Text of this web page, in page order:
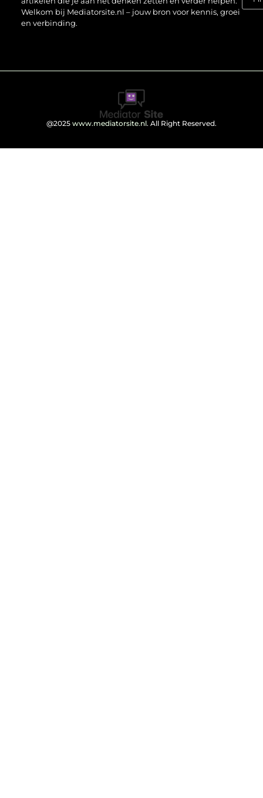
Welkom bij Mediatorsite.nl – jouw bron voor kennis, groei
en verbinding.
@2025 www.mediatorsite.nl. All Right Reserved.